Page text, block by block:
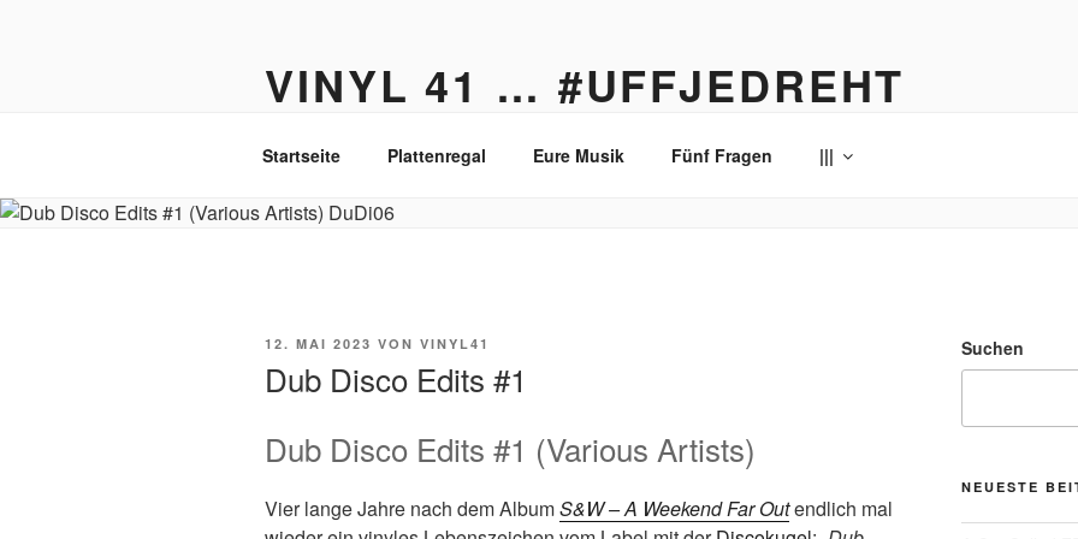
VINYL 41 … #UFFJEDREHT
Startseite Plattenregal Eure Musik Fünf Fragen |||
VERÖFFENTLICHT
12. MAI 2023 VON VINYL41
Dub Disco Edits #1
Dub Disco Edits #1 (Various Artists)
Vier lange Jahre nach dem AlbumS&W – A Weekend Far Outendlich mal
Suchen
NEUESTE